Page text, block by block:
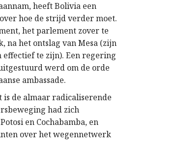
heeft Bolivia een
hoe de strijd verder moet.
het parlement zover te
na het ontslag van Mesa (zijn
te zijn). Een regering
werd om de orde
ambassade.
is de almaar radicaliserende
had zich
en Cochabamba, en
over het wegennetwerk